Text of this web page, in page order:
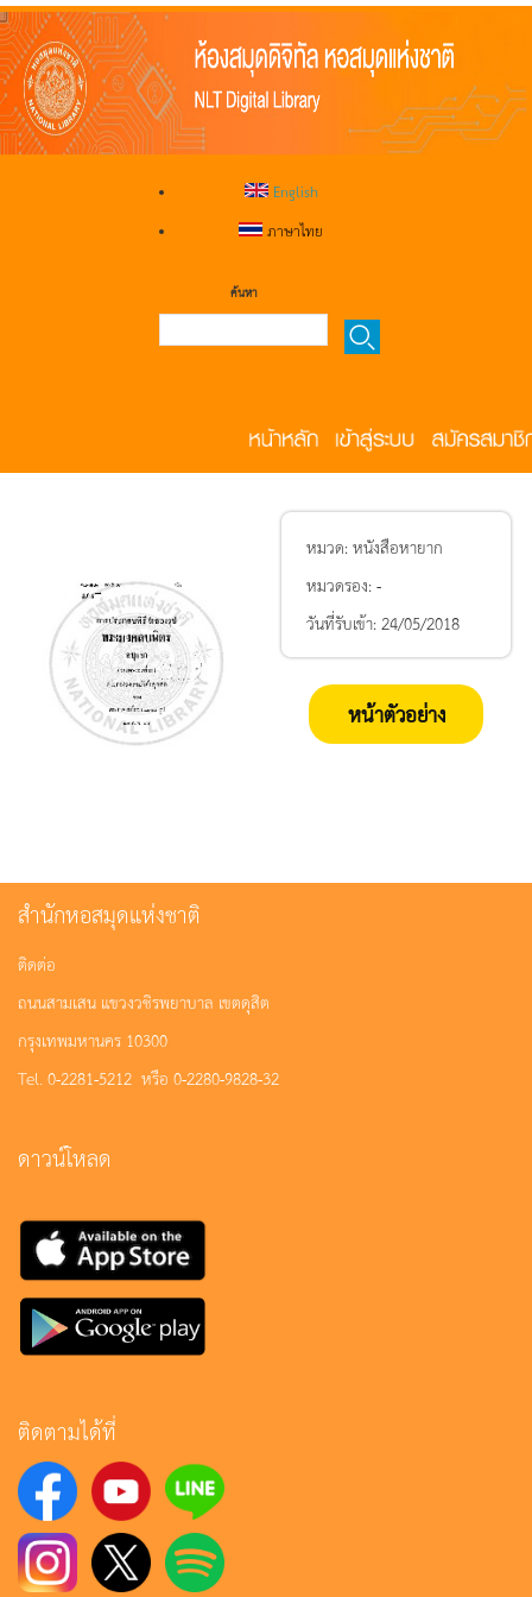
English
ภาษาไทย
ค้นหา
หมวด:หนังสือหายาก
หมวดรอง:-
วันที่รับเข้า:24/05/2018
หน้าตัวอย่าง
สำนักหอสมุดแห่งชาติ
ติดต่อ
ถนนสามเสน แขวงวชิรพยาบาล เขตดุสิต
กรุงเทพมหานคร 10300
Tel. 0-2281-5212 หรือ 0-2280-9828-32
ดาวน์โหลด
ติดตามได้ที่